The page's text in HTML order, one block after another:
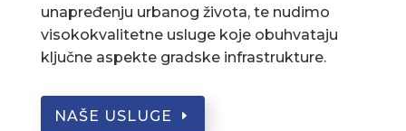
unapređenju urbanog života, te nudimo
visokokvalitetne usluge koje obuhvataju
ključne aspekte gradske infrastrukture.
NAŠE USLUGE